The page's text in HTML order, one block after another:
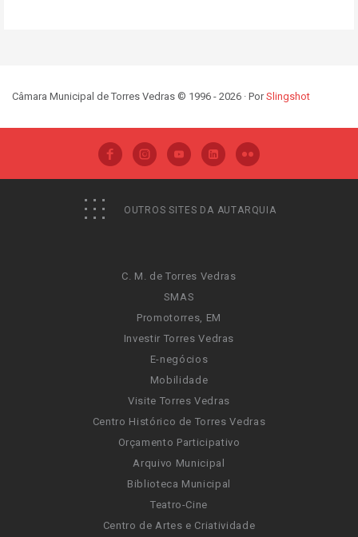
Câmara Municipal de Torres Vedras © 1996 - 2026 · PorSlingshot
OUTROS SITES DA AUTARQUIA
C. M. de Torres Vedras
SMAS
Promotorres, EM
Investir Torres Vedras
E-negócios
Mobilidade
Visite Torres Vedras
Centro Histórico de Torres Vedras
Orçamento Participativo
Arquivo Municipal
Biblioteca Municipal
Teatro-Cine
Centro de Artes e Criatividade